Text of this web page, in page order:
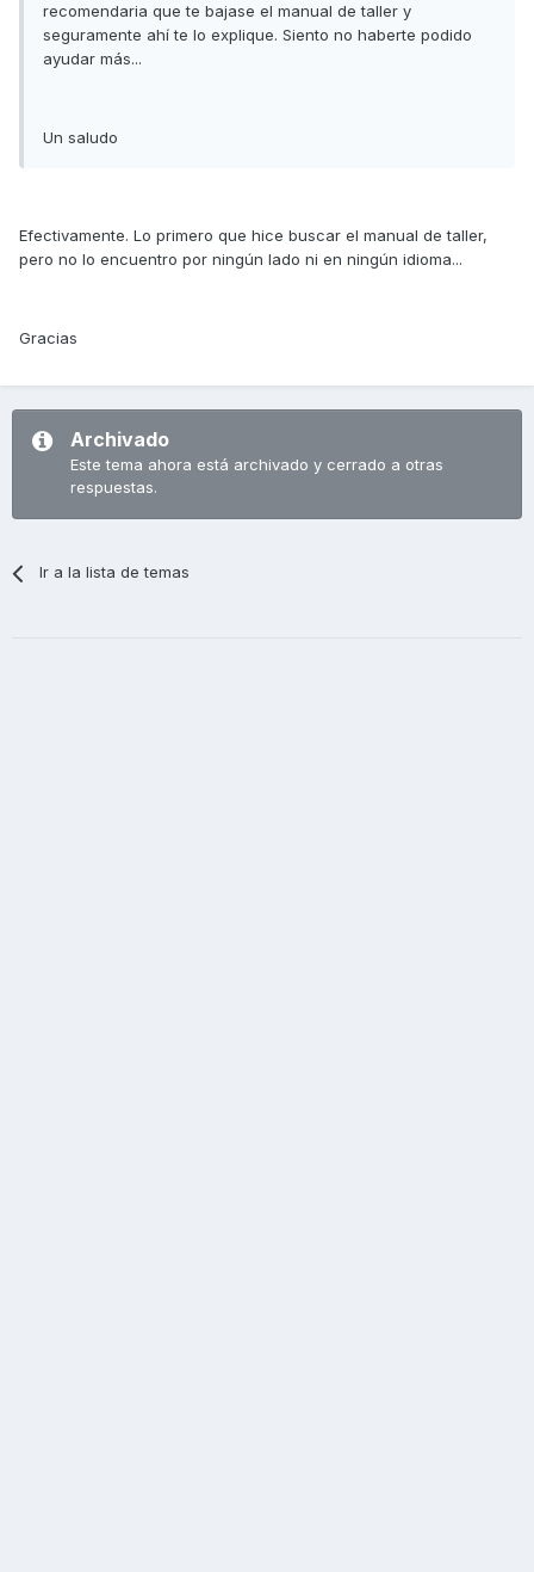
recomendaria que te bajase el manual de taller y
seguramente ahí te lo explique. Siento no haberte podido
ayudar más...
Un saludo
Efectivamente. Lo primero que hice buscar el manual de taller,
pero no lo encuentro por ningún lado ni en ningún idioma...
Gracias
Archivado
Este tema ahora está archivado y cerrado a otras
respuestas.
Ir a la lista de temas